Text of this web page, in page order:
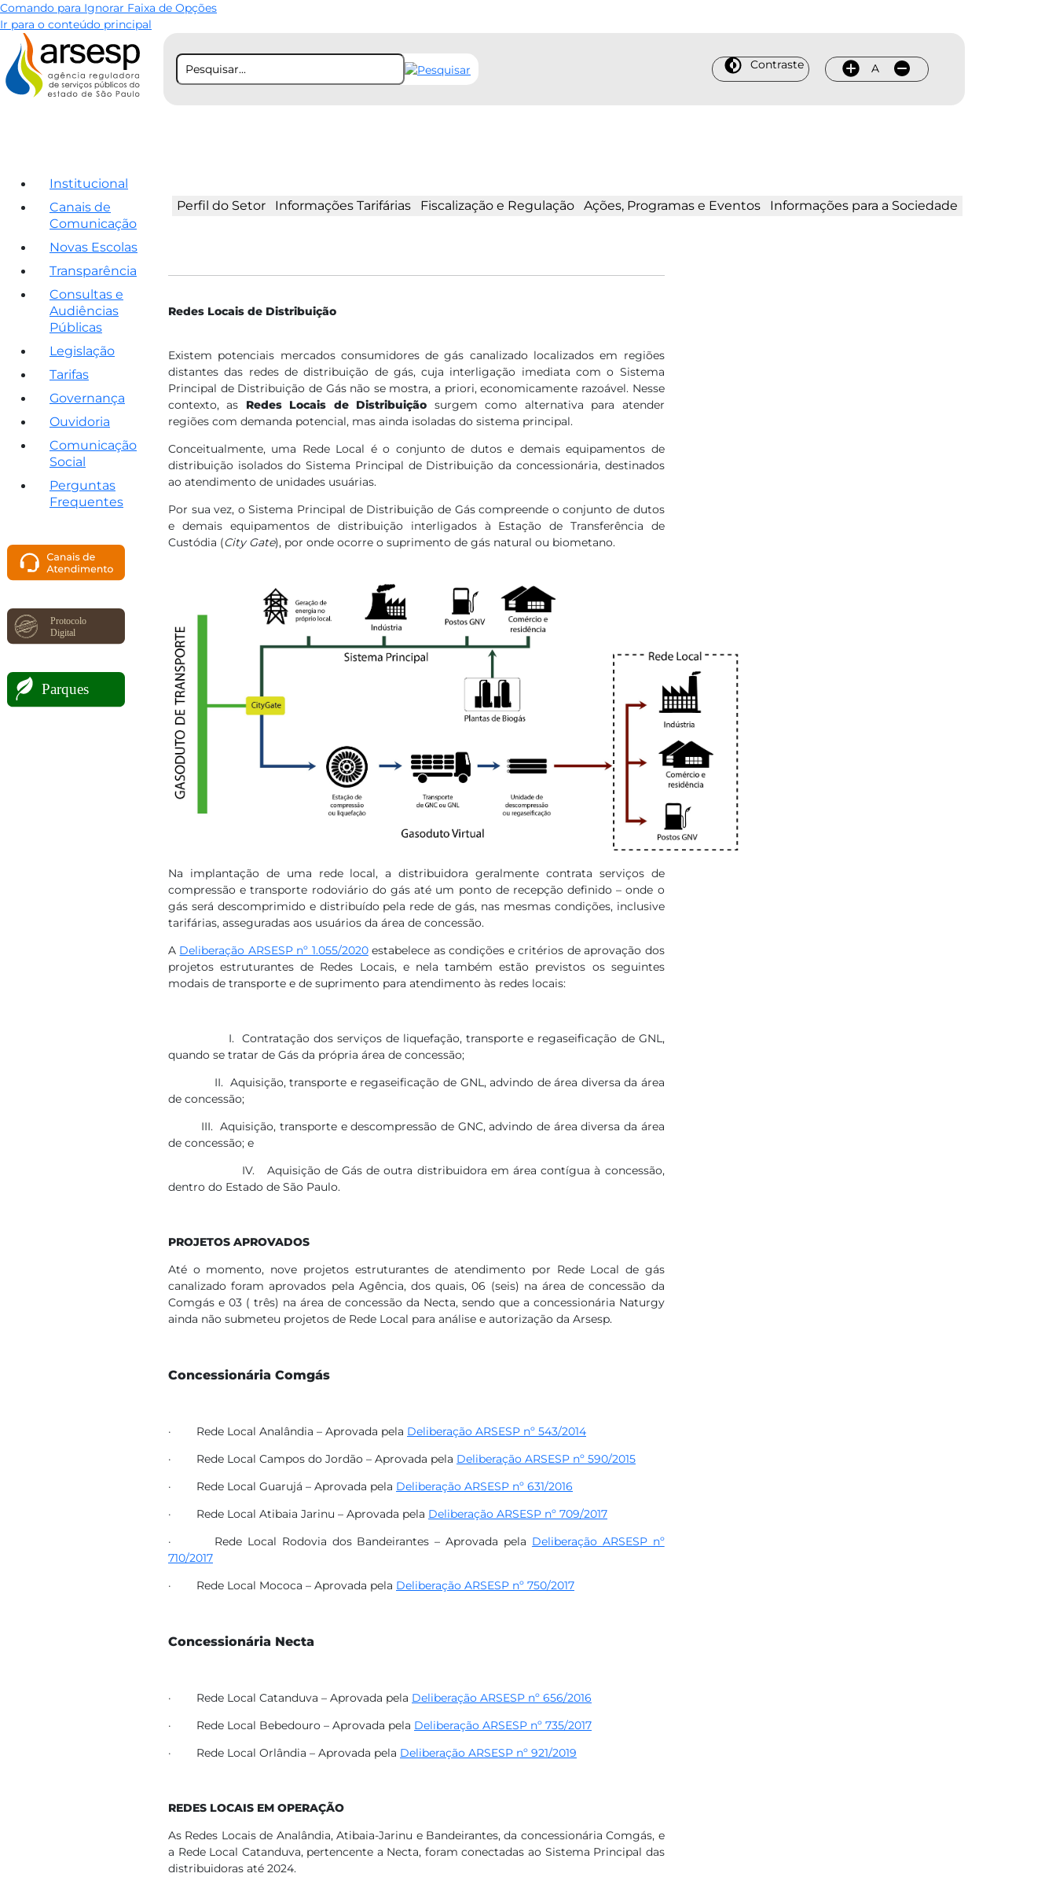
Comando para Ignorar Faixa de Opções
Ir para o conteúdo principal
Contraste A
Institucional
Canais de
Comunicação
Novas Escolas
Transparência
Consultas e
Audiências
Públicas
Legislação
Tarifas
Governança
Ouvidoria
Comunicação
Social
Perguntas
Frequentes
Perfil do Setor Informações Tarifárias Fiscalização e Regulação Ações, Programas e Eventos Informações para a Sociedade
​Redes Locais de​ Distribuição
Existem potenciais mercados consumidores de gás canalizado localizados em regiões
distantes das redes de distribuição de gás, cuja interligação imediata com o Sistema
Principal de Distribuição de Gás não se mostra, a priori, economicamente razoável. Nesse
contexto, as Redes Locais de Distribuição surgem como alternativa para atender
regiões com demanda potencial, mas ainda isoladas do sistema principal.​​​
Conceitualmente, uma Rede Local é o conjunto de dutos e demais equipamentos de
distribuição isolados do Sistema Principal de Distribuição da concessionária, destinados
ao atendimento de unidades usuárias.
Por sua vez, o Sistema Principal de Distribuição de Gás compreende o conjunto de dutos
e demais equipamentos de distribuição interligados à Estação de Transferência de
Custódia (City Gate), por onde ocorre o suprimento de gás natural ou biometano.​
​Na implantação de uma rede local, a distribuidora geralmente contrata serviços de
compressão e transporte rodoviário do gás até um ponto de recepção definido – onde o
gás será descomprimido e distribuído pela rede de gás, nas mesmas condições, inclusive
tarifárias, asseguradas aos usuários da área de concessão.
A Deliberação ARSESP nº 1.055/2020estabelece as condições e critérios de aprovação dos
projetos estruturantes de Redes Locais, e nela também estão previstos os seguintes
modais de transporte e de suprimento para atendimento às redes locais:
I. Contratação dos serviços de liquefação, transporte e regaseificação de GNL,
quando se tratar de Gás da própria área de concessão;
II. Aquisição, transporte e regaseificação de GNL, advindo de área diversa da área
de concessão;
III. Aquisição, transporte e descompressão de GNC, advindo de área diversa da área
de concessão; e
IV. Aquisição de Gás de outra distribuidora em área contígua à concessão,
dentro do Estado de São Paulo.
PROJETOS APROVADOS
Até o momento, nove projetos estruturantes de atendimento por Rede Local de gás
canalizado foram aprovados pela Agência, dos quais, 06 (seis) na área de concessão da
Comgás e 03 ( três) na área de concessão da Necta, sendo que a concessionária Naturgy
ainda não submeteu projetos de Rede Local para análise e autorização da Arsesp.
Concessionária Comgás
· Rede Local Analândia – Aprovada pela Deliberação ARSESP nº 543/2014
· Rede Local Campos do Jordão – Aprovada pela Deliberação ARSESP nº 590/2015​
· Rede Local Guarujá – Aprovada pela Deliberação ARSESP nº 631/2016
· Rede Local Atibaia Jarinu – Aprovada pela Deliberação ARSESP nº 709/2017​
· Rede Local Rodovia dos Bandeirantes – Aprovada pela Deliberação ARSESP nº
710/2017
· Rede Local Mococa – Aprovada pela Deliberação ARSESP nº 750/2017​
Concessionária Necta
· Rede Local Catanduva – Aprovada pela Deliberação ARSESP nº 656/2016
· Rede Local Bebedouro – Aprovada pela Deliberação ARSESP nº 735/2017​
· Rede Local Orlândia – Aprovada pela Deliberação ARSESP nº 921/2019
REDES LOCAIS EM OPERAÇÃO
As Redes Locais de Analândia, Atibaia-Jarinu e Bandeirantes, da concessionária Comgás, e
a Rede Local Catanduva, pertencente a Necta, foram conectadas ao Sistema Principal das
distribuidoras até 2024.